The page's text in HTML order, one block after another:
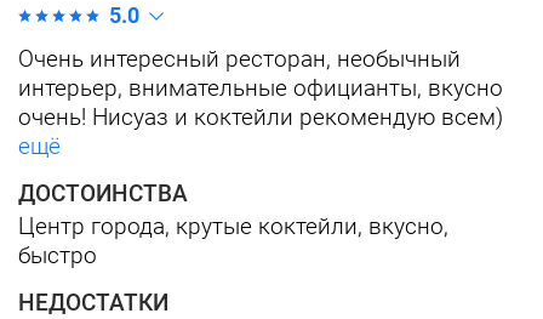
5.0
Очень интересный ресторан, необычный
интерьер, внимательные официанты, вкусно
очень! Нисуаз и коктейли рекомендую всем)
ещё
ДОСТОИНСТВА
Центр города, крутые коктейли, вкусно,
быстро
НЕДОСТАТКИ